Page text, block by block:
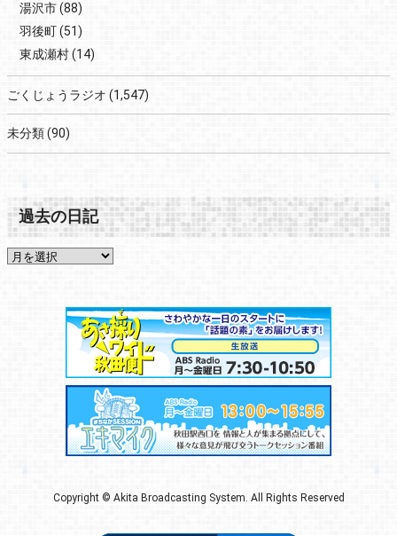
湯沢市(88)
羽後町(51)
東成瀬村(14)
ごくじょうラジオ (1,547)
未分類(90)
過去の日記
Copyright © Akita Broadcasting System. All Rights Reserved